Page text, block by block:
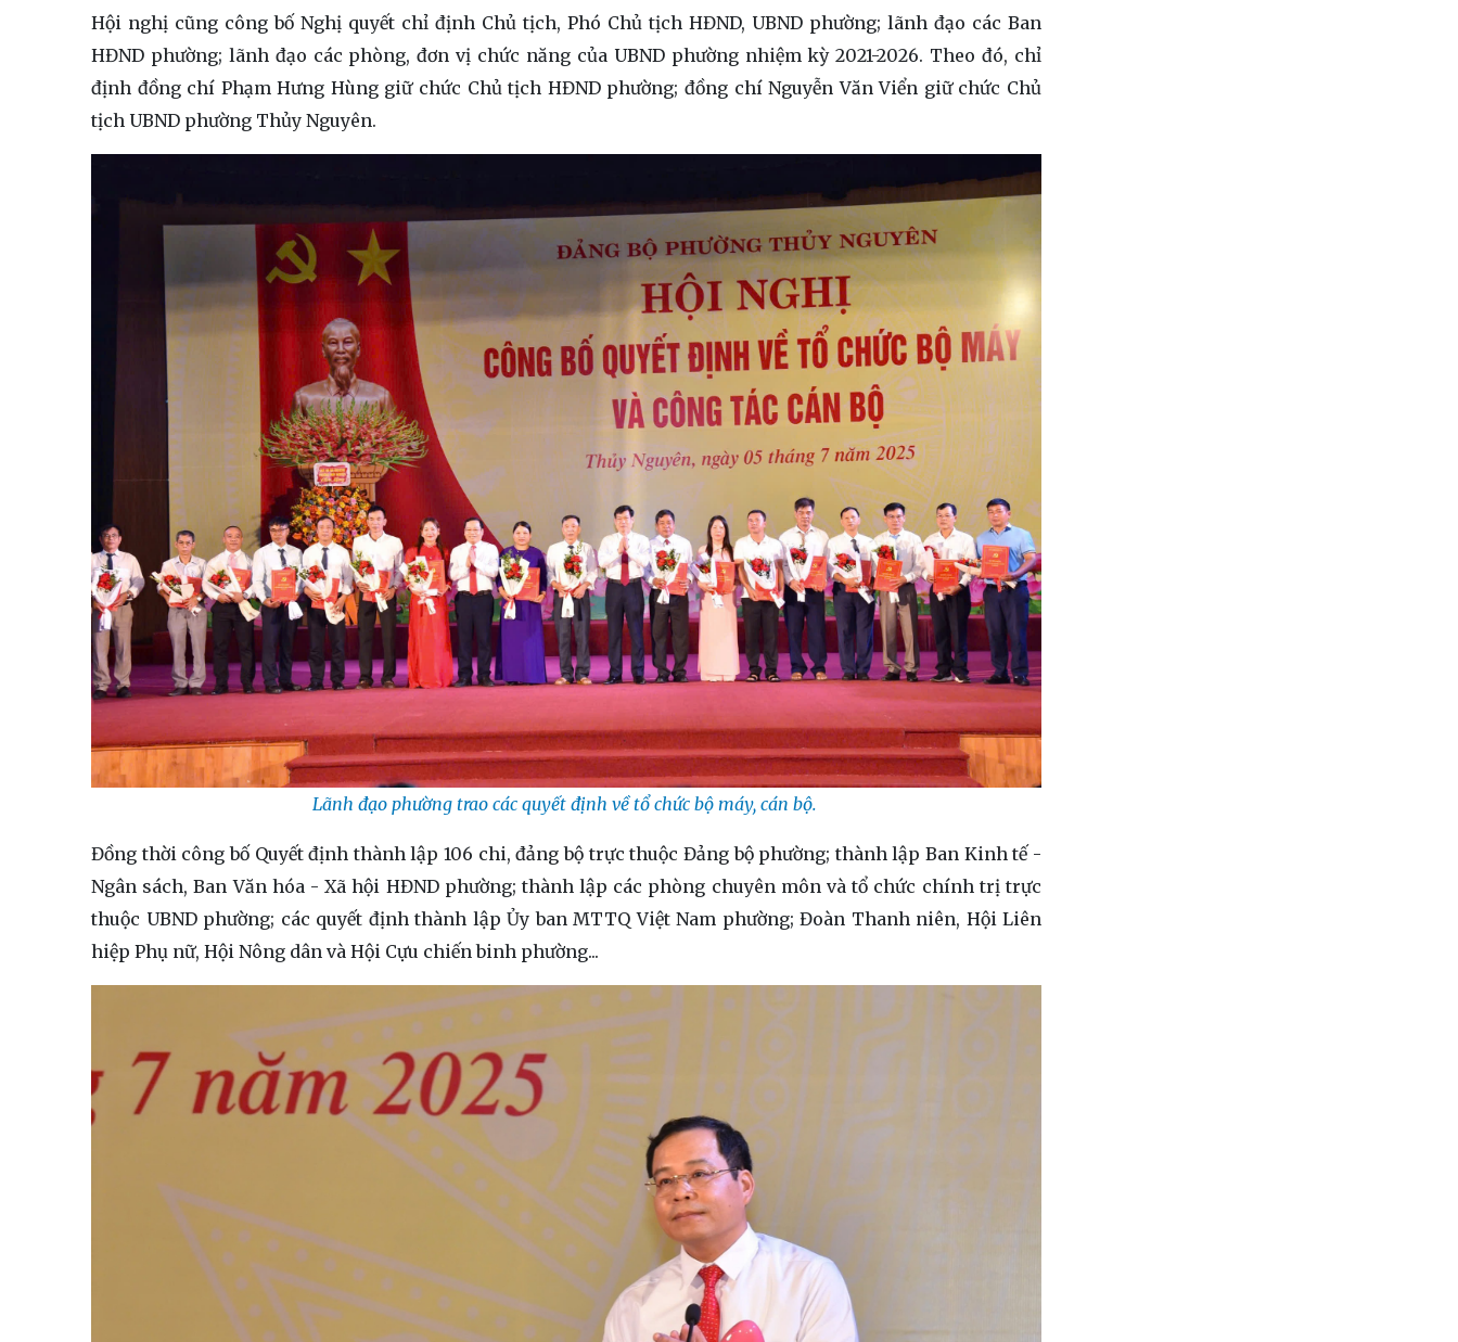
Hội nghị cũng công bố Nghị quyết chỉ định Chủ tịch, Phó Chủ tịch HĐND, UBND phường; lãnh đạo các Ban
HĐND phường; lãnh đạo các phòng, đơn vị chức năng của UBND phường nhiệm kỳ 2021-2026. Theo đó, chỉ
định đồng chí Phạm Hưng Hùng giữ chức Chủ tịch HĐND phường; đồng chí Nguyễn Văn Viển giữ chức Chủ
tịch UBND phường Thủy Nguyên.
Lãnh đạo phường trao các quyết định về tổ chức bộ máy, cán bộ.
Đồng thời công bố Quyết định thành lập 106 chi, đảng bộ trực thuộc Đảng bộ phường; thành lập Ban Kinh tế -
Ngân sách, Ban Văn hóa - Xã hội HĐND phường; thành lập các phòng chuyên môn và tổ chức chính trị trực
thuộc UBND phường; các quyết định thành lập Ủy ban MTTQ Việt Nam phường; Đoàn Thanh niên, Hội Liên
hiệp Phụ nữ, Hội Nông dân và Hội Cựu chiến binh phường...